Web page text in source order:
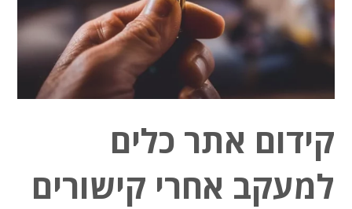
קידום אתר כלים
למעקב אחרי קישורים